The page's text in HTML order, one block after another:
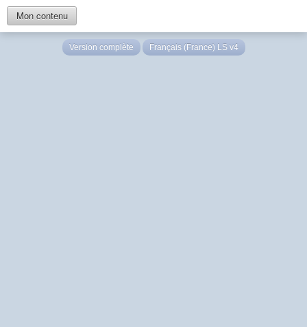
Mon contenu
Version complète Français (France) LS v4